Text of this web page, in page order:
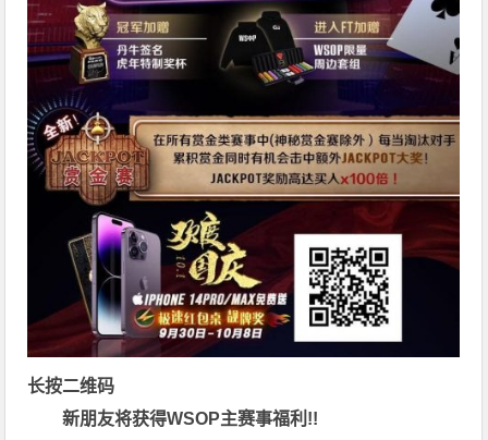
长按二维码
新朋友将获得WSOP主赛事福利!!